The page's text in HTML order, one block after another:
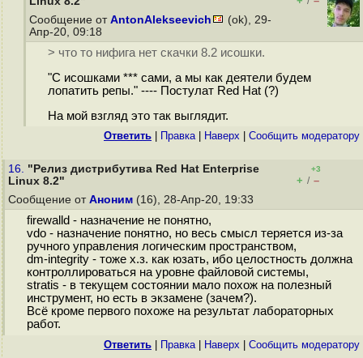
Сообщение от AntonAlekseevich
(ok), 29-
Апр-20, 09:18
> что то нифига нет скачки 8.2 исошки.
"С исошками *** сами, а мы как деятели будем
лопатить репы." ---- Постулат Red Hat (?)
На мой взгляд это так выглядит.
Ответить Правка| Наверх Cообщить модератору
16. "Релиз дистрибутива Red Hat Enterprise
Linux 8.2"
+3
+ / –
Сообщение от Аноним (16), 28-Апр-20, 19:33
firewalld - назначение не понятно,
vdo - назначение понятно, но весь смысл теряется из-за
ручного управления логическим пространством,
dm-integrity - тоже х.з. как юзать, ибо целостность должна
контроллироваться на уровне файловой системы,
stratis - в текущем состоянии мало похож на полезный
инструмент, но есть в экзамене (зачем?).
Всё кроме первого похоже на результат лабораторных
работ.
Ответить Правка| Наверх Cообщить модератору